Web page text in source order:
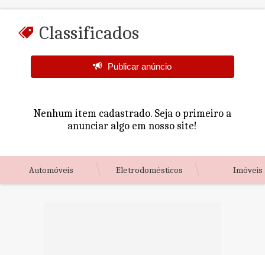
Classificados
Publicar anúncio
Nenhum item cadastrado. Seja o primeiro a
anunciar algo em nosso site!
Automóveis Eletrodomésticos Imóveis